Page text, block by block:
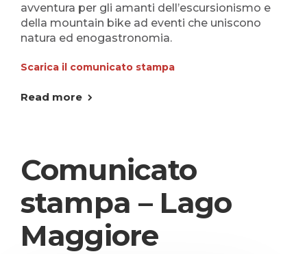
avventura per gli amanti dell’escursionismo e
della mountain bike ad eventi che uniscono
natura ed enogastronomia.
Scarica il comunicato stampa
Read more
Comunicato
stampa – Lago
Maggiore